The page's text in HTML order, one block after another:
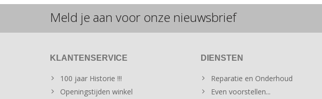
Meld je aan voor onze nieuwsbrief
KLANTENSERVICE
100 jaar Historie !!!
Openingstijden winkel
DIENSTEN
Reparatie en Onderhoud
Even voorstellen...